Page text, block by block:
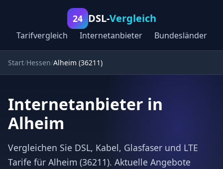
24 DSL-Vergleich
Tarifvergleich Internetanbieter Bundesländer
Start Hessen Alheim (36211)
Internetanbieter in
Alheim
Vergleichen Sie DSL, Kabel, Glasfaser und LTE
Tarife für Alheim (36211). Aktuelle Angebote